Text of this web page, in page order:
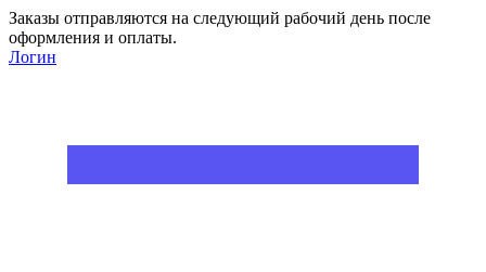
Заказы отправляются на следующий рабочий день после
оформления и оплаты.
Логин